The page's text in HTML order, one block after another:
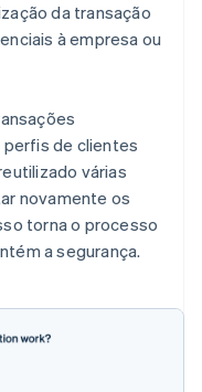
da transação
à empresa ou
de clientes
várias
novamente os
torna o processo
a segurança.